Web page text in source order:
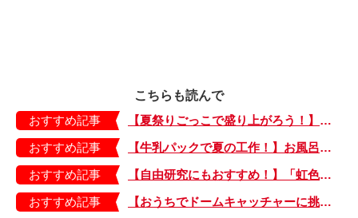
こちらも読んで
おすすめ記事
【夏祭りごっこで盛り上がろう！】紙皿やストローでフォトプロップス風のおしゃれな「おめん」の作り方
おすすめ記事
【牛乳パックで夏の工作！】お風呂やおうちプールで水に浮かべてあそぼ！「牛乳パックのぷかぷかボート」
おすすめ記事
【自由研究にもおすすめ！】「虹色うちわ」作ってみました！ 夏休みの工作に最＆高♪・編集部スタッフイチオシ！
おすすめ記事
【おうちでドームキャッチャーに挑戦だ】アンパンマン わくわくドームキャッチャー